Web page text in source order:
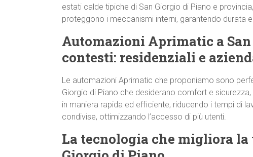
estati calde tipiche di San Giorgio di Piano e provincia,
proteggono i meccanismi interni, garantendo durata
Automazioni Aprimatic a
contesti: residenziali e
Le automazioni Aprimatic che proponiamo sono
Giorgio di Piano che desiderano comfort e sicurezza,
in maniera rapida ed efficiente, riducendo i tempi di
condivise, ottimizzando l’accesso di più utenti.
La tecnologia che migliora